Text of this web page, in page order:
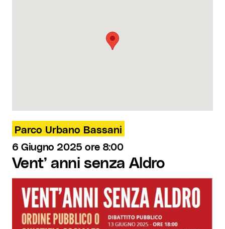
Parco Urbano Bassani
6 Giugno 2025 ore 8:00
Vent’ anni senza Aldro